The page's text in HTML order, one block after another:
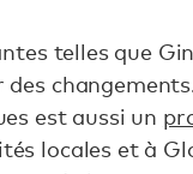
telles que
est aussi un
locales et à